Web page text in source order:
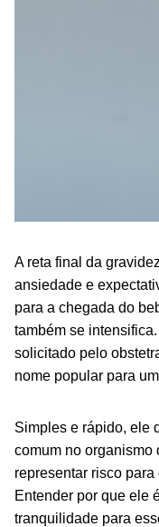
A reta final da
ansiedade e
para a chegada do
também se
solicitado pelo
nome popular para
Simples e rápido, ele
comum no organismo
representar risco
Entender por que ele
tranquilidade para